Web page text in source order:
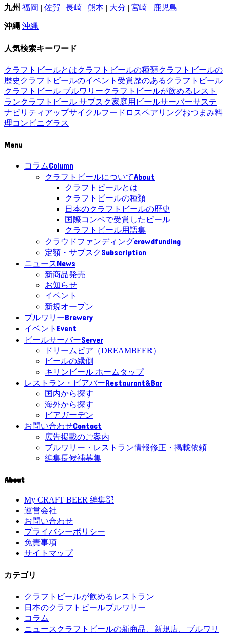
九州 福岡 | 佐賀 | 長崎 | 熊本 | 大分 | 宮崎 | 鹿児島
沖縄 沖縄
人気検索キーワード
クラフトビールとはクラフトビールの種類クラフトビールの
歴史 クラフトビールのイベント 受賞歴のあるクラフトビール
クラフトビール ブルワリークラフトビールが飲めるレスト
ランクラフトビール サブスク家庭用ビールサーバーサステ
ナビリティ アップサイクルフードロスペアリングおつまみ料
理コンビニグラス
Menu
コラムColumn
クラフトビールについてAbout
クラフトビールとは
クラフトビールの種類
日本のクラフトビールの歴史
国際コンペで受賞したビール
クラフトビール用語集
クラウドファンディングcrowdfunding
定額・サブスクSubscription
ニュースNews
新商品発売
お知らせ
イベント
新規オープン
ブルワリーBrewery
イベント Event
ビールサーバーServer
ドリームビア（DREAMBEER）
ビールの縁側
キリンビール ホームタップ
レストラン・ビアバーRestaurant&Bar
国内から探す
海外から探す
ビアガーデン
お問い合わせContact
広告掲載のご案内
ブルワリー・レストラン情報修正・掲載依頼
編集長候補募集
About
My CRAFT BEER 編集部
運営会社
お問い合わせ
プライバシーポリシー
免責事項
サイトマップ
カテゴリ
クラフトビールが飲めるレストラン
日本のクラフトビールブルワリー
コラム
ニュース クラフトビールの新商品、新規店、ブルワリ